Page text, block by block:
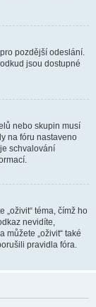
pozdější odeslání.
jsou dostupné
nebo skupin musí
na fóru nastaveno
schvalování
„oživit“ téma, čímž ho
nevidíte,
můžete „oživit“ také
pravidla fóra.